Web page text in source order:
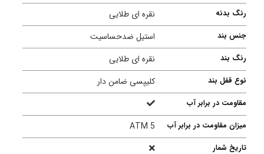
رنگ بدنه نقره ای طلایی
جنس بند استیل ضدحساسیت
رنگ بند نقره ای طلایی
نوع قفل بند کلیپسی ضامن دار
مقاومت در برابر آب
میزان مقاومت در برابر آب
5 ATM
تاریخ شمار